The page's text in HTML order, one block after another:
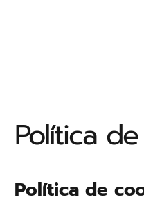
Política
Política de